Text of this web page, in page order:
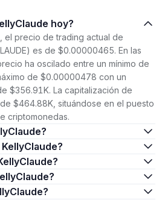
hoy?
precio de trading actual de
es de $0.00000465. En las
ha oscilado entre un mínimo de
de $0.00000478 con un
$356.91K. La capitalización de
$464.88K, situándose en el puesto
criptomonedas.
KellyClaude?